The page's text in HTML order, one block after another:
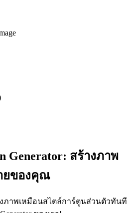
Generator: สร้างภาพ
ยของคุณ
ภาพเหมือนสไตล์การ์ตูนส่วนตัวทันที